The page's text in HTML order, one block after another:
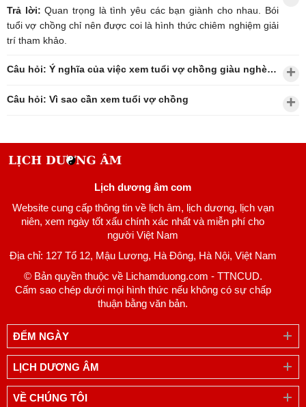
Trả lời:Quan trọng là tình yêu các bạn giành cho nhau. Bói
tuổi vợ chồng chỉ nên được coi là hình thức chiêm nghiệm giải
trí tham khảo.
Câu hỏi: Ý nghĩa của việc xem tuổi vợ chồng giàu nghèo?
Câu hỏi: Vì sao cần xem tuổi vợ chồng
Lịch dương âm com
Website cung cấp thông tin về lịch âm, lịch dương, lịch vạn
niên, xem ngày tốt xấu chính xác nhất và miễn phí cho
người Việt Nam
Địa chỉ: 127 Tổ 12, Mậu Lương, Hà Đông, Hà Nội, Việt Nam
© Bản quyền thuộc về Lichamduong.com - TTNCUD.
Cấm sao chép dưới mọi hình thức nếu không có sự chấp
thuận bằng văn bản.
ĐẾM NGÀY
LỊCH DƯƠNG ÂM
VỀ CHÚNG TÔI